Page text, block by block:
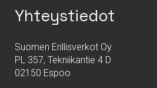
Yhteystiedot
Suomen Erillisverkot Oy
PL 357, Tekniikantie 4 D
02150 Espoo